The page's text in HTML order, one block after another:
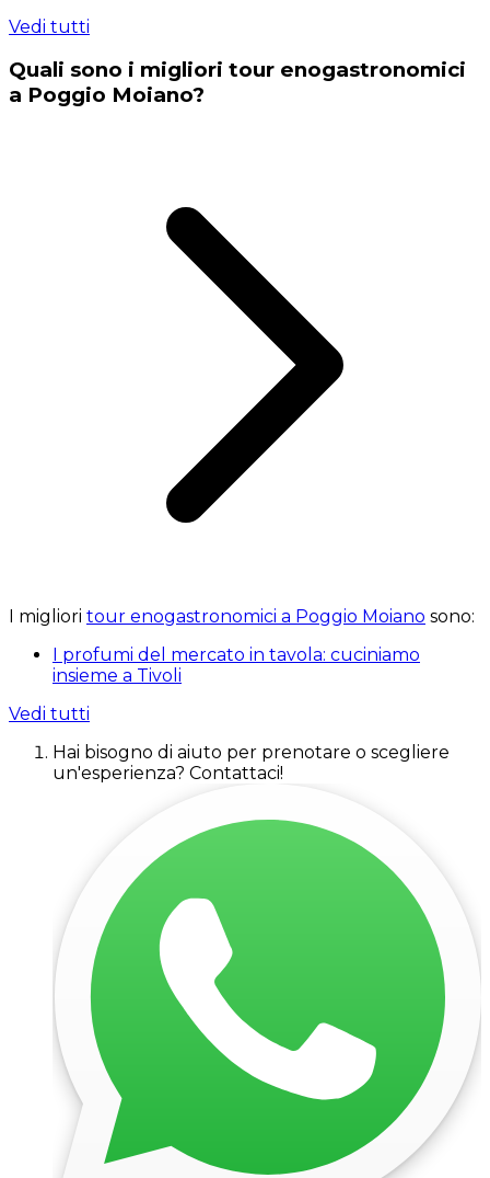
Vedi tutti
Quali sono i migliori tour enogastronomici
a Poggio Moiano?
I migliori tour enogastronomici a Poggio Moiano sono:
I profumi del mercato in tavola: cuciniamo
insieme a Tivoli
Vedi tutti
Hai bisogno di aiuto per prenotare o scegliere
un'esperienza? Contattaci!